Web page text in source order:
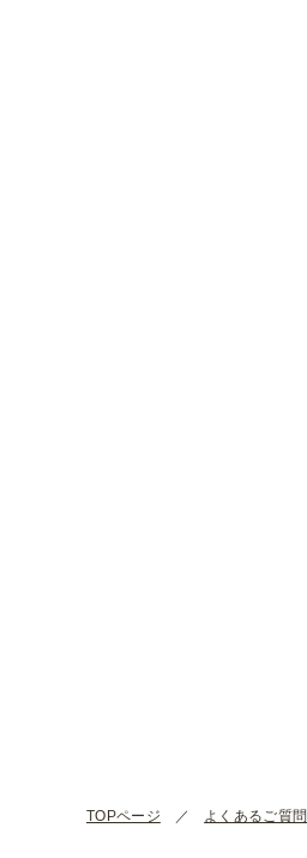
TOPページ よくあるご質問